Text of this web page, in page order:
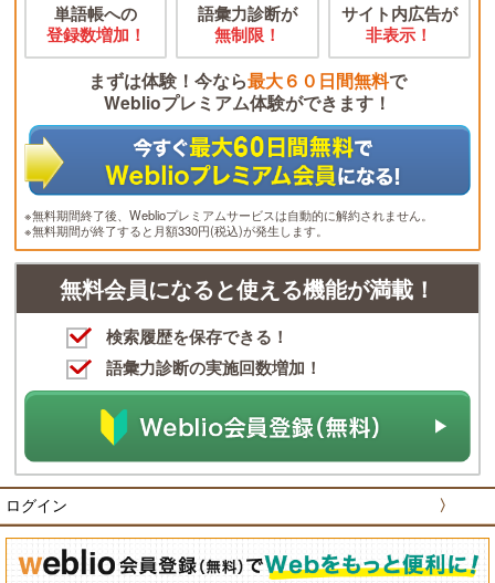
単語帳への
登録数増加！
語彙力診断が
無制限！
サイト内広告が
非表示！
まずは体験！今なら最大６０日間無料で
Weblioプレミアム体験ができます！
※無料期間終了後、Weblioプレミアムサービスは自動的に解約されません。
※無料期間が終了すると月額330円(税込)が発生します。
無料会員になると使える機能が満載！
検索履歴を保存できる！
語彙力診断の実施回数増加！
ログイン 〉